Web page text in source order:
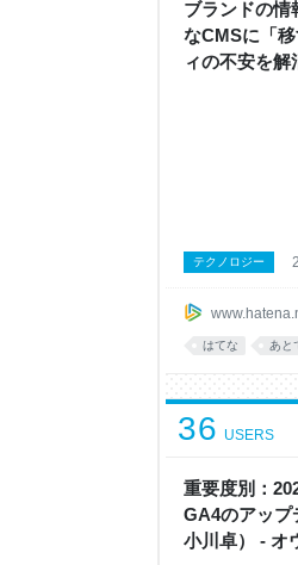
ブランドの情
なCMSに「
ィの不安を
テクノロジー
はてな あと
重要度別：
GA4のアップ
小川卓） - オ
36 USERS